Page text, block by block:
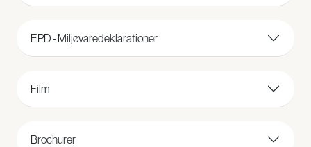
EPD - Miljøvaredeklarationer
Film
Brochurer